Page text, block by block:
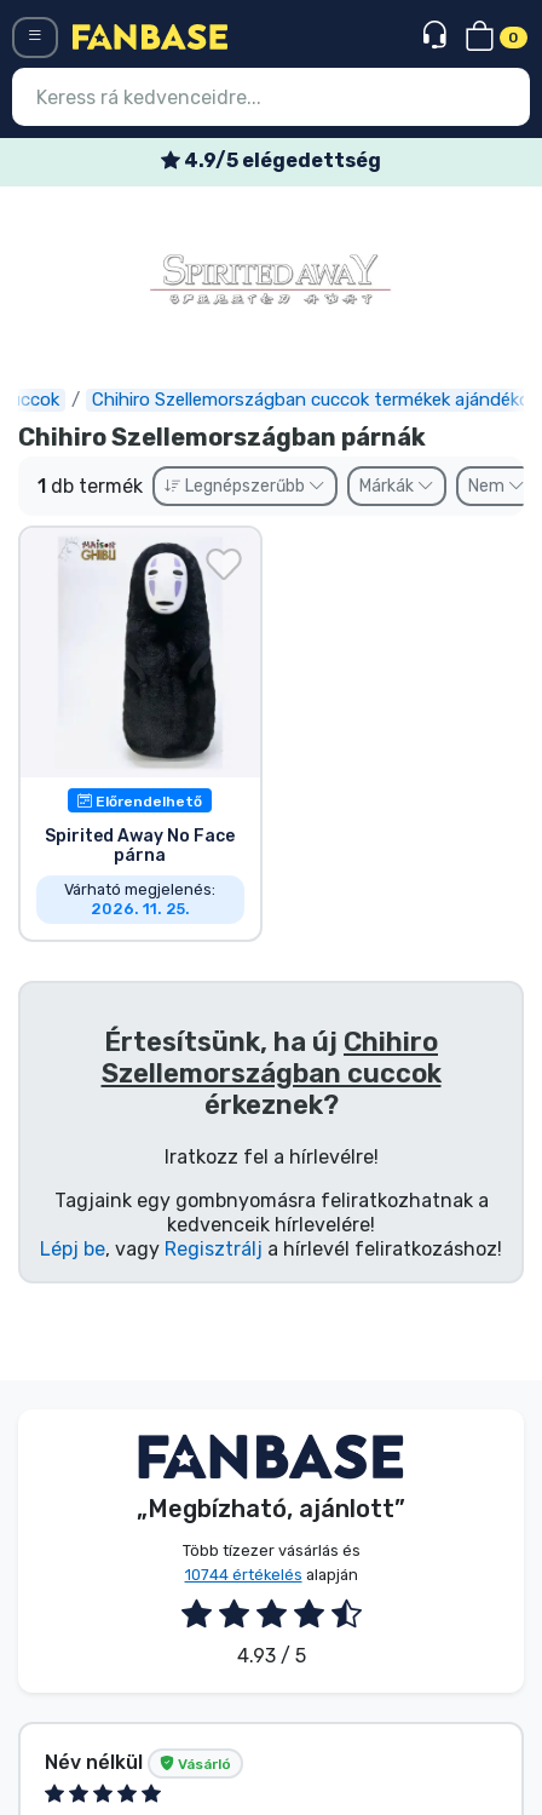
0
4.9/5 elégedettség
Chihiro Szellemországban cuccok termékek ajándékok
Chihiro Szellemországban párnák
1 db termék Legnépszerűbb Márkák Nem
Előrendelhető
Spirited Away No Face
párna
Várható megjelenés:
2026. 11. 25.
Értesítsünk, ha új Chihiro
Szellemországban cuccok
érkeznek?
Iratkozz fel a hírlevélre!
Tagjaink egy gombnyomásra feliratkozhatnak a
kedvenceik hírlevelére!
Lépj be, vagy Regisztrálj a hírlevél feliratkozáshoz!
„Megbízható, ajánlott”
Több tízezer vásárlás és
10744 értékelés alapján
4.93 / 5
Név nélkül Vásárló
Legújabb cuccok
Express szállítás
Előrendelhető cuccok
Outlet cuccok
Ajándékkártya
Szállítás és fizetés
Sorozatos cuccok
Filmes cuccok
Mesés cuccok
Animés cuccok
Gamer cuccok
Sportos cuccok
Zenés cuccok
Terméktípusok
Márkák